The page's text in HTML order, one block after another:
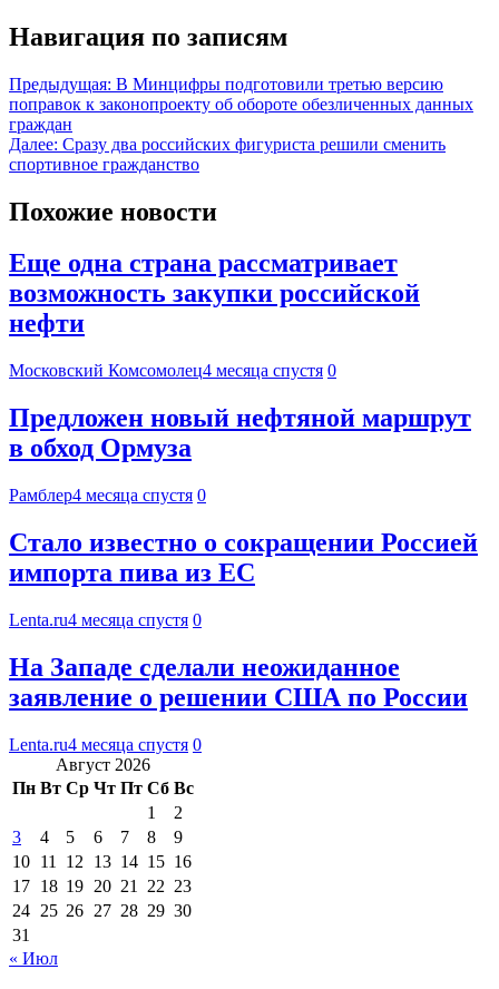
Навигация по записям
Предыдущая: В Минцифры подготовили третью версию
поправок к законопроекту об обороте обезличенных данных
граждан
Далее: Сразу два российских фигуриста решили сменить
спортивное гражданство
Похожие новости
Еще одна страна рассматривает
возможность закупки российской
нефти
Московский Комсомолец4 месяца спустя 0
Предложен новый нефтяной маршрут
в обход Ормуза
Рамблер4 месяца спустя 0
Стало известно о сокращении Россией
импорта пива из ЕС
Lenta.ru4 месяца спустя 0
На Западе сделали неожиданное
заявление о решении США по России
Lenta.ru4 месяца спустя 0
Август 2026
Пн Вт Ср Чт Пт Сб Вс
1
2
3
4 5 6 7 8
9
10 11 12 13 14 15 16
17 18 19 20 21 22 23
24 25 26 27 28 29 30
31
« Июл